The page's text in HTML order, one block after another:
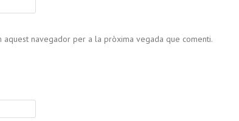
navegador per a la pròxima vegada que comenti.